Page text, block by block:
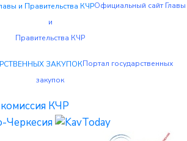
Официальный сайт Главы
и
Правительства КЧР
Портал государственных
закупок